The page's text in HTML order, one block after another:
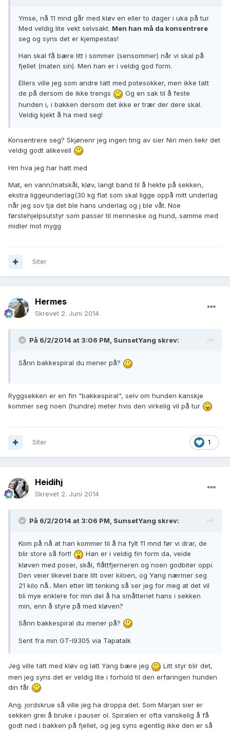
Ymse, nå 11 mnd går med kløv en eller to dager i uka på tur.
Med veldig lite vekt selvsakt. Men han må da konsentrere
seg og syns det er kjempestas!
Han skal få bære litt i sommer (sensommer) når vi skal på
fjellet (maten sin). Men han er i veldig god form.
Ellers ville jeg som andre tatt med potesokker, men ikke tatt
de på dersom de ikke trengs
Og en sak til å feste
hunden i, i bakken dersom det ikke er trær der dere skal.
Veldig kjekt å ha med seg!
Konsentrere seg? Skjønenr jeg ingen ting av sier Niri men liekr det
veldig godt alikevell
Hm hva jeg har hatt med
Mat, en vann/matskål, kløv, langt band til å hekte på sekken,
ekstra liggeunderlag(30 kg flat som skal ligge oppå mitt underlag
når jeg sov tja det ble hans underlag og j ble våt. Noe
førstehjelpsutstyr som passer til menneske og hund, samme med
midler mot mygg
Siter
Hermes
Skrevet 2. Juni 2014
På 6/2/2014 at 3:06 PM, SunsetYang skrev:
Sånn bakkespiral du mener på?
Ryggsekken er en fin "bakkespiral", selv om hunden kanskje
kommer seg noen (hundre) meter hvis den virkelig vil på tur
1
Siter
Heidihj
Skrevet 2. Juni 2014
På 6/2/2014 at 3:06 PM, SunsetYang skrev:
Kom på nå at han kommer til å ha fylt 11 mnd før vi drar, de
blir store så fort!
Han er i veldig fin form da, veide
kløven med poser, skål, flåttfjerneren og noen godbiter oppi.
Den veier likevel bare litt over kiloen, og Yang nærmer seg
21 kilo nå.. Men etter litt tenking så ser jeg for meg at det vil
bli mye enklere for min del å ha småtteriet hans i sekken
min, enn å styre på med kløven?
Sånn bakkespiral du mener på?
Sent fra min GT-I9305 via Tapatalk
Jeg ville tatt med kløv og latt Yang bære jeg
Litt styr blir det,
men jeg syns det er veldig lite i forhold til den erfaringen hunden
din får
Ang. jordskrue så ville jeg ha droppa det. Som Marjan sier er
sekken grei å bruke i pauser ol. Spiralen er ofta vanskelig å få
godt ned i bakken på fjellet, og jeg syns egentlig ikke den er så